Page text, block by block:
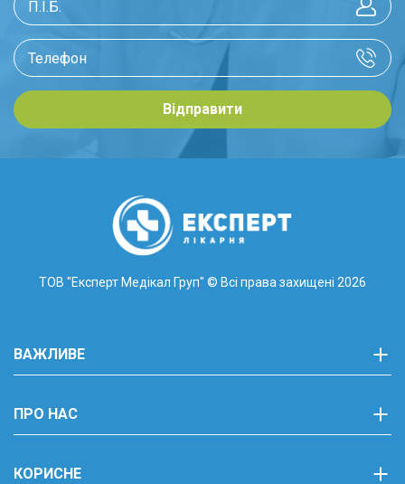
Відправити
ТОВ "Експерт Медікал Груп" © Всі права захищені 2026
ВАЖЛИВЕ
ПРО НАС
КОРИСНЕ